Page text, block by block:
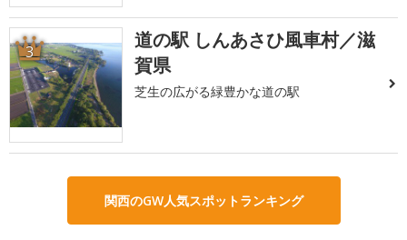
3
道の駅 しんあさひ風車村／滋
賀県
芝生の広がる緑豊かな道の駅
関西のGW人気スポットランキング